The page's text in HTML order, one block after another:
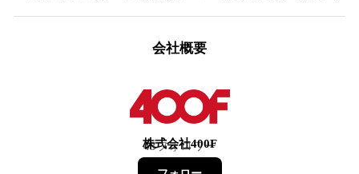
会社概要
株式会社400F
43フォロワー